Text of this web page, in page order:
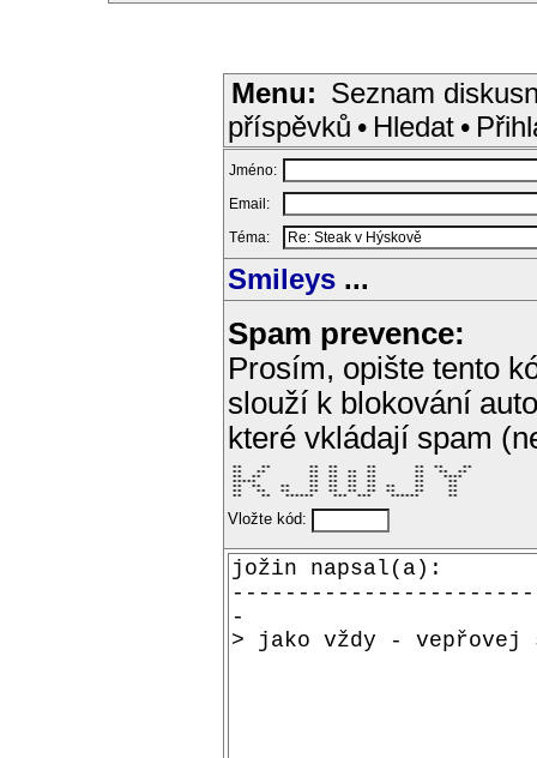
Menu: Seznam
příspěvků • Hledat •
Jméno:
Email:
Téma:
Smileys ...
Spam prevence:
Prosím, opište tento
slouží k blokování
které vkládají spam
**    **        **  **      **        **  **    **
**   **         **  **  **  **        **   **  **
**  **          **  **  **  **        **    ****
*****           **  **  **  **        **     **
**  **    **    **  **  **  **  **    **     **
**   **   **    **  **  **  **  **    **     **
**    **   ******    ***  ***    ******      **
Vložte kód: